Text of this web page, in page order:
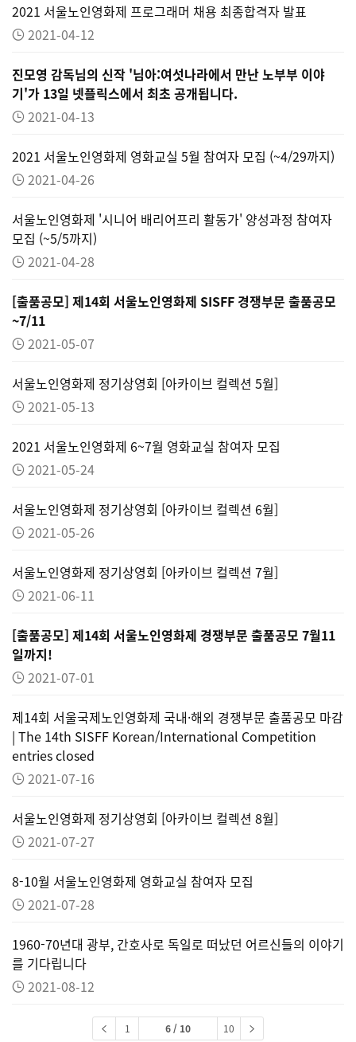
2021 서울노인영화제 프로그래머 채용 최종합격자 발표
2021-04-12
진모영 감독님의 신작 '님아:여섯나라에서 만난 노부부 이야
기'가 13일 넷플릭스에서 최초 공개됩니다.
2021-04-13
2021 서울노인영화제 영화교실 5월 참여자 모집 (~4/29까지)
2021-04-26
서울노인영화제 '시니어 배리어프리 활동가' 양성과정 참여자
모집 (~5/5까지)
2021-04-28
[출품공모] 제14회 서울노인영화제 SISFF 경쟁부문 출품공모
~7/11
2021-05-07
서울노인영화제 정기상영회 [아카이브 컬렉션 5월]
2021-05-13
2021 서울노인영화제 6~7월 영화교실 참여자 모집
2021-05-24
서울노인영화제 정기상영회 [아카이브 컬렉션 6월]
2021-05-26
서울노인영화제 정기상영회 [아카이브 컬렉션 7월]
2021-06-11
[출품공모] 제14회 서울노인영화제 경쟁부문 출품공모 7월11
일까지!
2021-07-01
제14회 서울국제노인영화제 국내·해외 경쟁부문 출품공모 마감
| The 14th SISFF Korean/International Competition
entries closed
2021-07-16
서울노인영화제 정기상영회 [아카이브 컬렉션 8월]
2021-07-27
8-10월 서울노인영화제 영화교실 참여자 모집
2021-07-28
1960-70년대 광부, 간호사로 독일로 떠났던 어르신들의 이야기
를 기다립니다
2021-08-12
1 6 / 10 10